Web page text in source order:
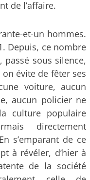
de l’affaire.
et-un hommes.
Depuis, ce nombre
passé sous silence,
évite de fêter ses
voiture, aucun
aucun policier ne
culture populaire
directement
s’emparant de ce
à révéler, d’hier à
de la société